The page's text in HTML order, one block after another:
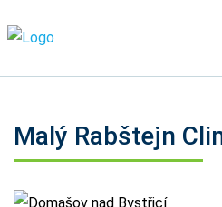
Malý Rabštejn
Domašov nad Bystřicí